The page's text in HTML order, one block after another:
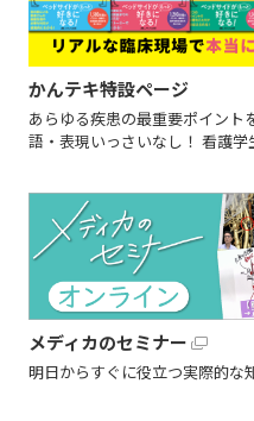
かんテキ特設ページ
あらゆる疾患の最重要ポイント
語・表現いっさいなし！ 看護学
メディカのセミナー
明日からすぐに役立つ実際的な